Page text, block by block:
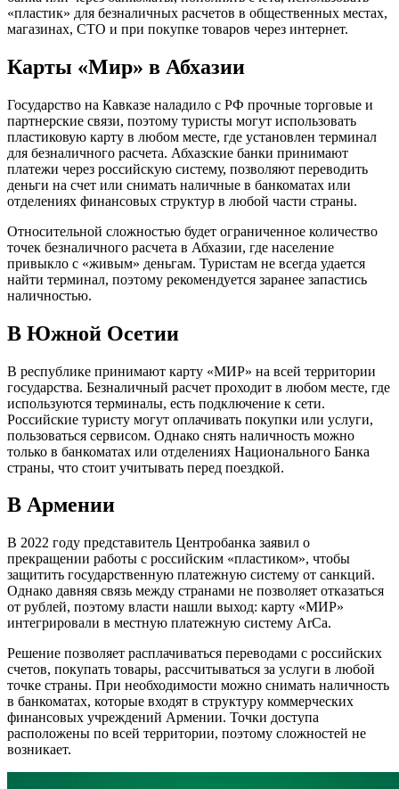
«пластик» для безналичных расчетов в общественных местах,
магазинах, СТО и при покупке товаров через интернет.
Карты «Мир» в Абхазии
Государство на Кавказе наладило с РФ прочные торговые и
партнерские связи, поэтому туристы могут использовать
пластиковую карту в любом месте, где установлен терминал
для безналичного расчета. Абхазские банки принимают
платежи через российскую систему, позволяют переводить
деньги на счет или снимать наличные в банкоматах или
отделениях финансовых структур в любой части страны.
Относительной сложностью будет ограниченное количество
точек безналичного расчета в Абхазии, где население
привыкло с «живым» деньгам. Туристам не всегда удается
найти терминал, поэтому рекомендуется заранее запастись
наличностью.
В Южной Осетии
В республике принимают карту «МИР» на всей территории
государства. Безналичный расчет проходит в любом месте, где
используются терминалы, есть подключение к сети.
Российские туристу могут оплачивать покупки или услуги,
пользоваться сервисом. Однако снять наличность можно
только в банкоматах или отделениях Национального Банка
страны, что стоит учитывать перед поездкой.
В Армении
В 2022 году представитель Центробанка заявил о
прекращении работы с российским «пластиком», чтобы
защитить государственную платежную систему от санкций.
Однако давняя связь между странами не позволяет отказаться
от рублей, поэтому власти нашли выход: карту «МИР»
интегрировали в местную платежную систему ArCa.
Решение позволяет расплачиваться переводами с российских
счетов, покупать товары, рассчитываться за услуги в любой
точке страны. При необходимости можно снимать наличность
в банкоматах, которые входят в структуру коммерческих
финансовых учреждений Армении. Точки доступа
расположены по всей территории, поэтому сложностей не
возникает.